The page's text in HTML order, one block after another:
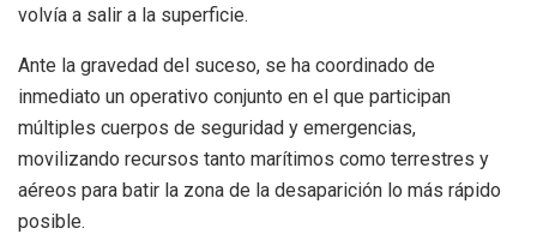
volvía a salir a la superficie.
Ante la gravedad del suceso, se ha coordinado de
inmediato un operativo conjunto en el que participan
múltiples cuerpos de seguridad y emergencias,
movilizando recursos tanto marítimos como terrestres y
aéreos para batir la zona de la desaparición lo más rápido
posible.